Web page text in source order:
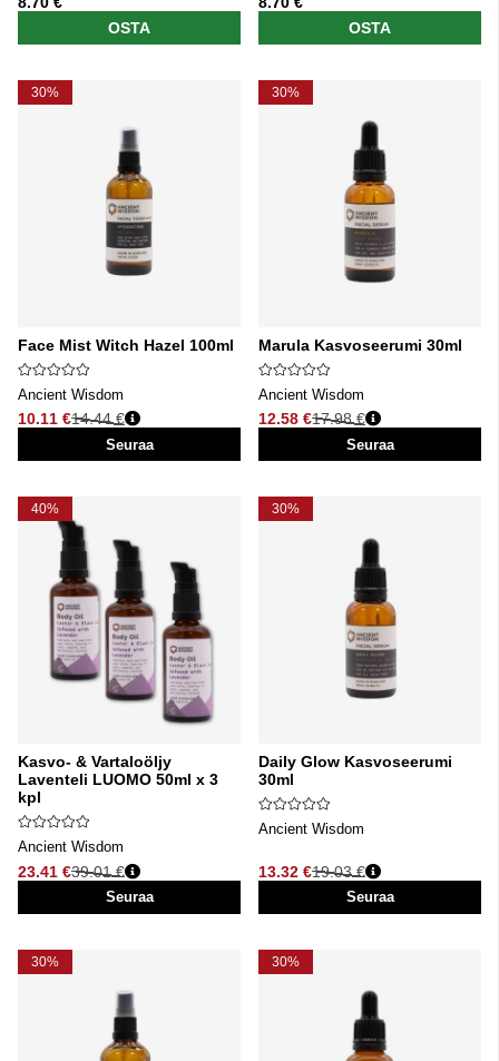
OSTA
OSTA
30%
Face Mist Witch Hazel 100ml
Ancient Wisdom
10.11 €
Normaali hinta
14.44 €
Seuraa
30%
Marula Kasvoseerumi 30ml
Ancient Wisdom
12.58 €
Normaali hinta
17.98 €
Seuraa
40%
Kasvo- & Vartaloöljy
Laventeli LUOMO 50ml x 3
kpl
Ancient Wisdom
23.41 €
Normaali hinta
39.01 €
Seuraa
30%
Daily Glow Kasvoseerumi
30ml
Ancient Wisdom
13.32 €
Normaali hinta
19.03 €
Seuraa
30% 30%